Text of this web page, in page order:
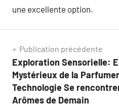
une excellente option.
Navigation
de
l’article
Publication précédente
Exploration Sensorielle:
Mystérieux de la
Technologie Se
Arômes de Demain